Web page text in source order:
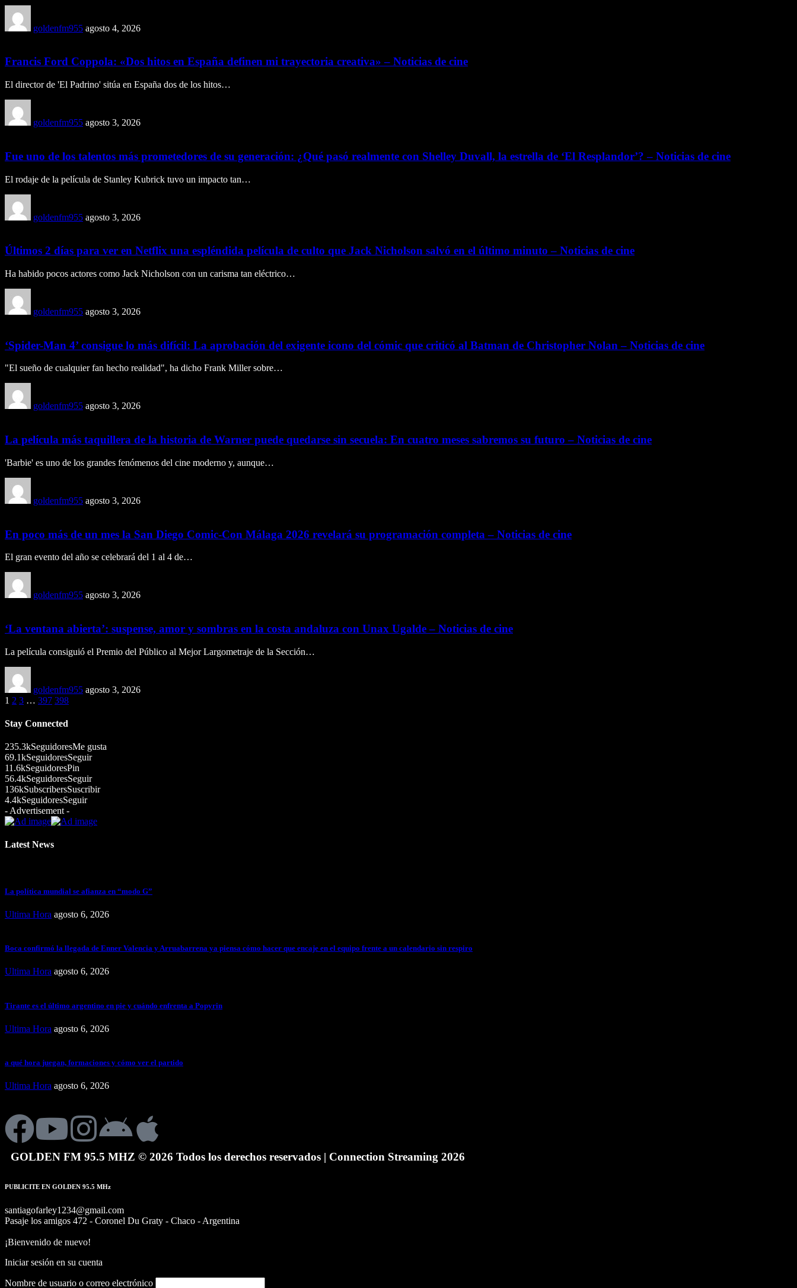
goldenfm955 agosto 4, 2026
Francis Ford Coppola: «Dos hitos en España definen mi trayectoria creativa» – Noticias de cine
El director de 'El Padrino' sitúa en España dos de los hitos…
goldenfm955 agosto 3, 2026
Fue uno de los talentos más prometedores de su generación: ¿Qué pasó realmente con Shelley Duvall, la estrella de ‘El Resplandor’? – Noticias de cine
El rodaje de la película de Stanley Kubrick tuvo un impacto tan…
goldenfm955 agosto 3, 2026
Últimos 2 días para ver en Netflix una espléndida película de culto que Jack Nicholson salvó en el último minuto – Noticias de cine
Ha habido pocos actores como Jack Nicholson con un carisma tan eléctrico…
goldenfm955 agosto 3, 2026
‘Spider-Man 4’ consigue lo más difícil: La aprobación del exigente icono del cómic que criticó al Batman de Christopher Nolan – Noticias de cine
"El sueño de cualquier fan hecho realidad", ha dicho Frank Miller sobre…
goldenfm955 agosto 3, 2026
La película más taquillera de la historia de Warner puede quedarse sin secuela: En cuatro meses sabremos su futuro – Noticias de cine
'Barbie' es uno de los grandes fenómenos del cine moderno y, aunque…
goldenfm955 agosto 3, 2026
En poco más de un mes la San Diego Comic-Con Málaga 2026 revelará su programación completa – Noticias de cine
El gran evento del año se celebrará del 1 al 4 de…
goldenfm955 agosto 3, 2026
‘La ventana abierta’: suspense, amor y sombras en la costa andaluza con Unax Ugalde – Noticias de cine
La película consiguió el Premio del Público al Mejor Largometraje de la Sección…
goldenfm955 agosto 3, 2026
1 2 3 … 397 398
Stay Connected
235.3kSeguidoresMe gusta
69.1kSeguidoresSeguir
11.6kSeguidoresPin
56.4kSeguidoresSeguir
136kSubscribersSuscribir
4.4kSeguidoresSeguir
- Advertisement -
Latest News
La política mundial se afianza en “modo G”
Ultima Hora agosto 6, 2026
Boca confirmó la llegada de Enner Valencia y Arruabarrena ya piensa cómo hacer que encaje en el equipo frente a un calendario sin respiro
Ultima Hora agosto 6, 2026
Tirante es el último argentino en pie y cuándo enfrenta a Popyrin
Ultima Hora agosto 6, 2026
a qué hora juegan, formaciones y cómo ver el partido
Ultima Hora agosto 6, 2026
GOLDEN FM 95.5 MHZ © 2026 Todos los derechos reservados | Connection Streaming 2026
PUBLICITE EN GOLDEN 95.5 MHz
santiagofarley1234@gmail.com
Pasaje los amigos 472 - Coronel Du Graty - Chaco - Argentina
¡Bienvenido de nuevo!
Iniciar sesión en su cuenta
Nombre de usuario o correo electrónico